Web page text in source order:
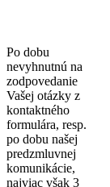
Po dobu
nevyhnutnú na
zodpovedanie
Vašej otázky z
kontaktného
formulára, resp.
po dobu našej
predzmluvnej
komunikácie,
najviac však 3